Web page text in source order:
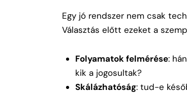
Egy jó rendszer nem csak
Választás előtt ezeket a
Folyamatok felmérése:
kik a jogosultak?
Skálázhatóság: tud-e